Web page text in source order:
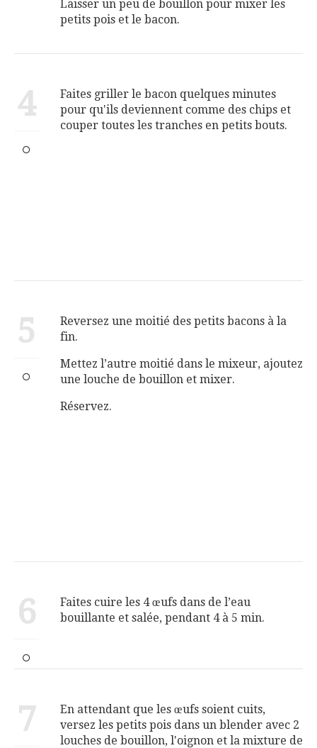
Laisser un peu de bouillon pour mixer les
petits pois et le bacon.
4
Faites griller le bacon quelques minutes
pour qu'ils deviennent comme des chips et
couper toutes les tranches en petits bouts.
5
Reversez une moitié des petits bacons à la
fin.
Mettez l’autre moitié dans le mixeur, ajoutez
une louche de bouillon et mixer.
Réservez.
6
Faites cuire les 4 œufs dans de l’eau
bouillante et salée, pendant 4 à 5 min.
7
En attendant que les œufs soient cuits,
versez les petits pois dans un blender avec 2
louches de bouillon, l'oignon et la mixture de